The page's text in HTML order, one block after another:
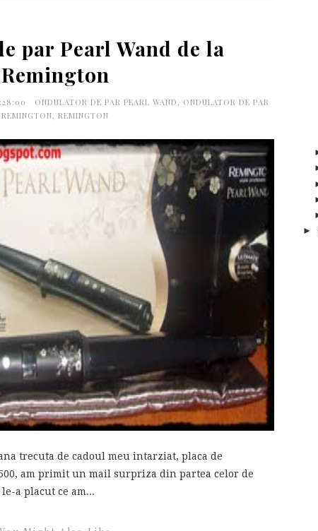
par Pearl Wand de la
Remington
ONDULATOR DE PAR PEARL WAND, ONDULATOR DE PAR
REMINGTON, REMINGTON
trecuta de cadoul meu intarziat, placa de
am primit un mail surpriza din partea celor de
a placut ce am...
►